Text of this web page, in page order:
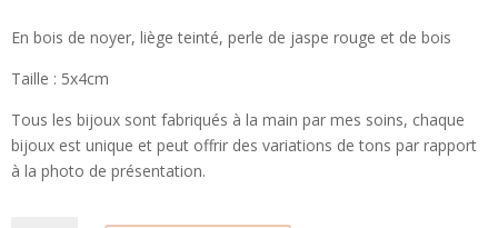
En bois de noyer, liège teinté, perle de jaspe rouge et de bois
Taille : 5x4cm
Tous les bijoux sont fabriqués à la main par mes soins, chaque
bijoux est unique et peut offrir des variations de tons par rapport
à la photo de présentation.